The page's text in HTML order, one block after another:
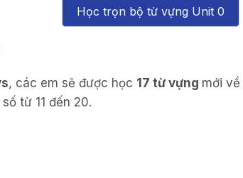
Học trọn bộ từ vựng Unit 0
, các em sẽ được học 17 từ vựng mới
từ 11 đến 20.